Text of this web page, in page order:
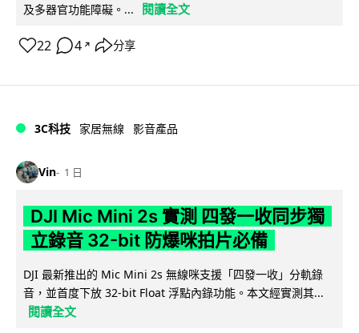
及多器官功能障礙。...
閱讀全文
22 4 ↗ 分享
3C科技 家居無線 影音產品
Vin 1 日
DJI Mic Mini 2s 實測 四發一收同步獨
立錄音 32-bit 防爆咪拍片必備
DJI 最新推出的 Mic Mini 2s 無線咪支援「四發一收」分軌錄
音，並首度下放 32-bit Float 浮點內錄功能。本文經實測其...
閱讀全文